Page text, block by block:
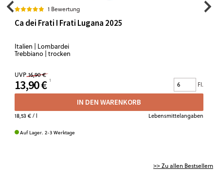
1 Bewertung
Ca dei Frati I Frati Lugana 2025
Italien | Lombardei
Trebbiano | trocken
UVP 16,90 €
13,90 € Fl.
IN DEN WARENKORB
18,53 €/ l Lebensmittelangaben
Auf Lager. 2-3 Werktage
>> Zu allen Bestsellern